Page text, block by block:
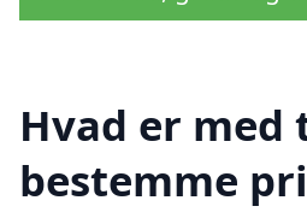
Hvad er med
bestemme